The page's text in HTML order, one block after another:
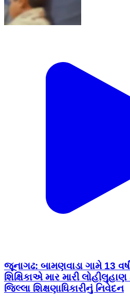
જૂનાગઢ: બામણવાડા ગામે 13
શિક્ષિકાએ માર મારી
જિલ્લા શિક્ષણાધિકારીનું નિવેદન